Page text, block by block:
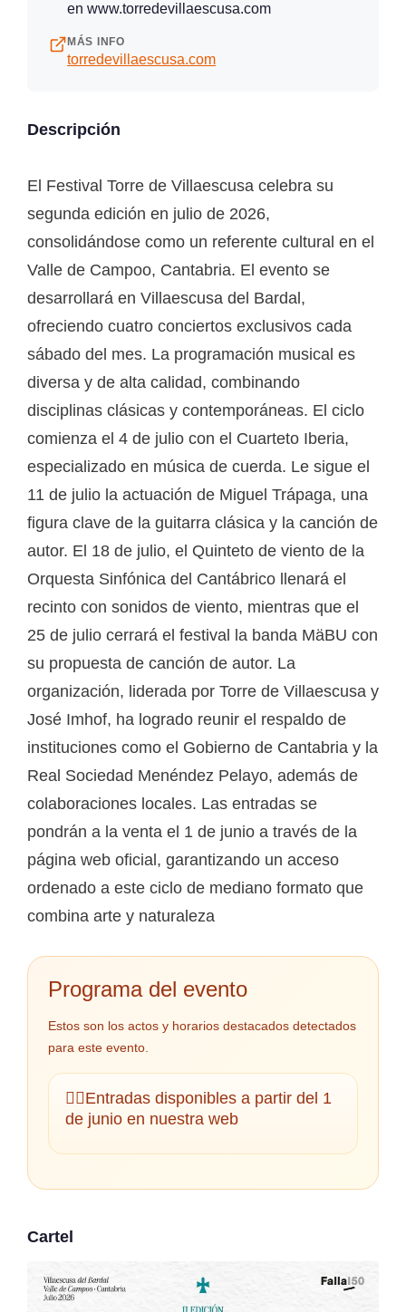
en www.torredevillaescusa.com
MÁS INFO
torredevillaescusa.com
Descripción
El Festival Torre de Villaescusa celebra su
segunda edición en julio de 2026,
consolidándose como un referente cultural en el
Valle de Campoo, Cantabria. El evento se
desarrollará en Villaescusa del Bardal,
ofreciendo cuatro conciertos exclusivos cada
sábado del mes. La programación musical es
diversa y de alta calidad, combinando
disciplinas clásicas y contemporáneas. El ciclo
comienza el 4 de julio con el Cuarteto Iberia,
especializado en música de cuerda. Le sigue el
11 de julio la actuación de Miguel Trápaga, una
figura clave de la guitarra clásica y la canción de
autor. El 18 de julio, el Quinteto de viento de la
Orquesta Sinfónica del Cantábrico llenará el
recinto con sonidos de viento, mientras que el
25 de julio cerrará el festival la banda MäBU con
su propuesta de canción de autor. La
organización, liderada por Torre de Villaescusa y
José Imhof, ha logrado reunir el respaldo de
instituciones como el Gobierno de Cantabria y la
Real Sociedad Menéndez Pelayo, además de
colaboraciones locales. Las entradas se
pondrán a la venta el 1 de junio a través de la
página web oficial, garantizando un acceso
ordenado a este ciclo de mediano formato que
combina arte y naturaleza
Programa del evento
Estos son los actos y horarios destacados detectados
para este evento.
👉🏼Entradas disponibles a partir del 1
de junio en nuestra web
Cartel